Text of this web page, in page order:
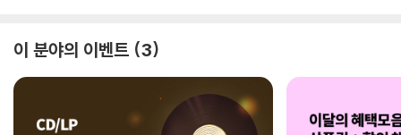
이 분야의 이벤트 3